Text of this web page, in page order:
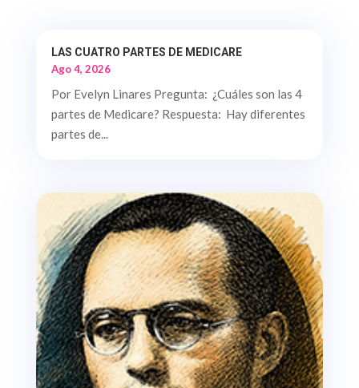
LAS CUATRO PARTES DE MEDICARE
Ago 4, 2026
Por Evelyn Linares Pregunta: ¿Cuáles son las 4
partes de Medicare? Respuesta: Hay diferentes
partes de...